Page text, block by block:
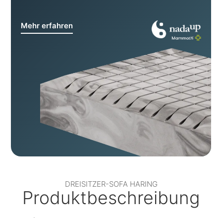
Mehr erfahren
DREISITZER-SOFA HARING
Produktbeschreibung